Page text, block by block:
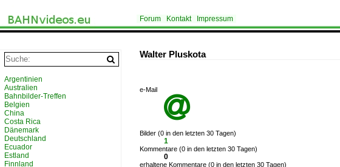
Forum Kontakt Impressum
Walter Pluskota
e-Mail

Bilder (0 in den letzten 30 Tagen)
1
Kommentare (0 in den letzten 30 Tagen)
0
erhaltene Kommentare (0 in den letzten 30 Tagen)
Argentinien
Australien
Bahnbilder-Treffen
Belgien
China
Costa Rica
Dänemark
Deutschland
Ecuador
Estland
Finnland